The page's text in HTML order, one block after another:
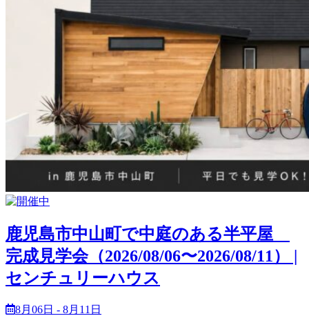
鹿児島市中山町で中庭のある半平屋
完成見学会（2026/08/06〜2026/08/11） |
センチュリーハウス
8月06日 - 8月11日